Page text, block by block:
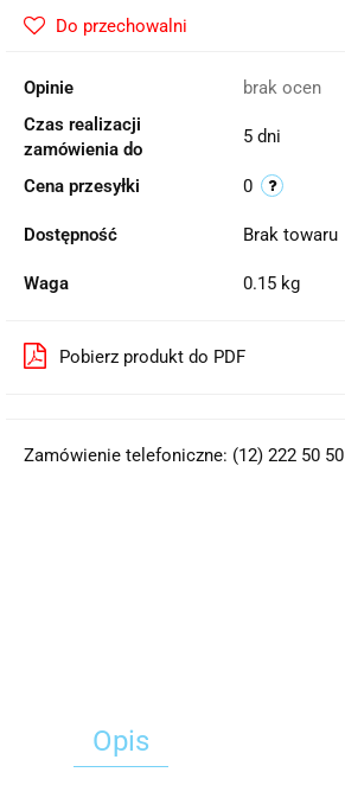
Do przechowalni
Opinie
brak ocen
Czas realizacji
zamówienia do
5 dni
Cena przesyłki 0
Dostępność Brak towaru
Waga 0.15 kg
Pobierz produkt do PDF
Zamówienie telefoniczne: (12) 222 50 50
Opis